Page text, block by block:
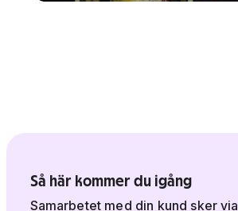
Så här kommer du igång
Samarbetet med din kund sker via